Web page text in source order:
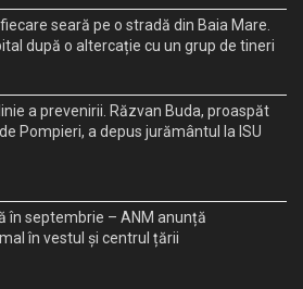
seară pe o stradă din Baia Mare.
după o altercație cu un grup de tineri
a prevenirii. Răzvan Buda, proaspăt
Pompieri, a depus jurământul la ISU
în septembrie – ANM anunță
în vestul și centrul țării